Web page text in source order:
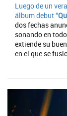
Luego de un
álbum debut “
dos fechas
sonando en
extiende su
en el que se